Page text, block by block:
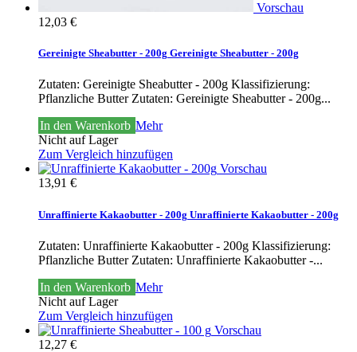
Vorschau
12,03 €
Gereinigte Sheabutter - 200g Gereinigte Sheabutter - 200g
Zutaten: Gereinigte Sheabutter - 200g Klassifizierung:
Pflanzliche Butter Zutaten: Gereinigte Sheabutter - 200g...
In den Warenkorb Mehr
Nicht auf Lager
Zum Vergleich hinzufügen
Vorschau
13,91 €
Unraffinierte Kakaobutter - 200g Unraffinierte Kakaobutter - 200g
Zutaten: Unraffinierte Kakaobutter - 200g Klassifizierung:
Pflanzliche Butter Zutaten: Unraffinierte Kakaobutter -...
In den Warenkorb Mehr
Nicht auf Lager
Zum Vergleich hinzufügen
Vorschau
12,27 €